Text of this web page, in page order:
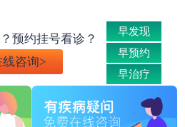
预约挂号看诊？
咨询>
早发现
早预约
早治疗